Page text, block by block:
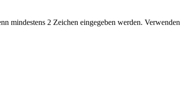
mindestens 2 Zeichen eingegeben werden.